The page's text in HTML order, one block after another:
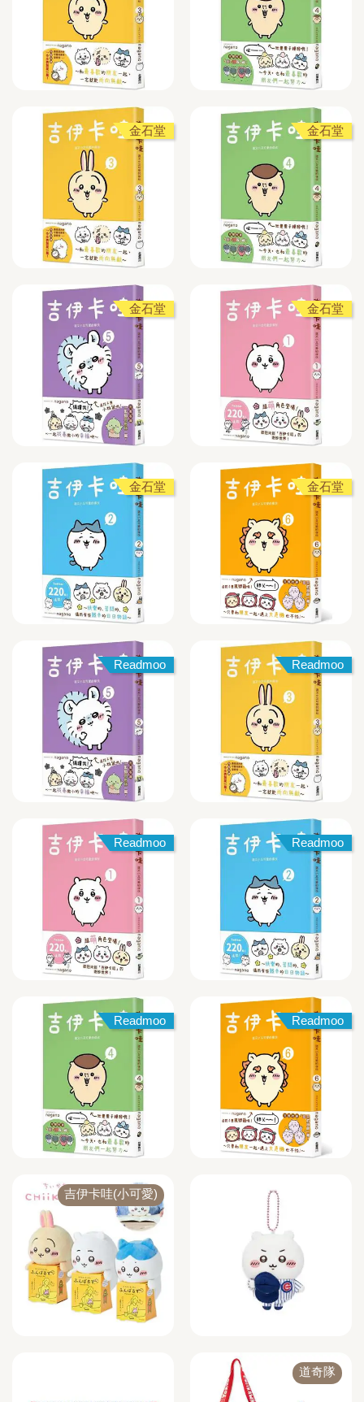
金石堂 金石堂
金石堂 金石堂
金石堂 金石堂
Readmoo Readmoo
Readmoo Readmoo
Readmoo Readmoo
吉伊卡哇(小可愛)
道奇隊